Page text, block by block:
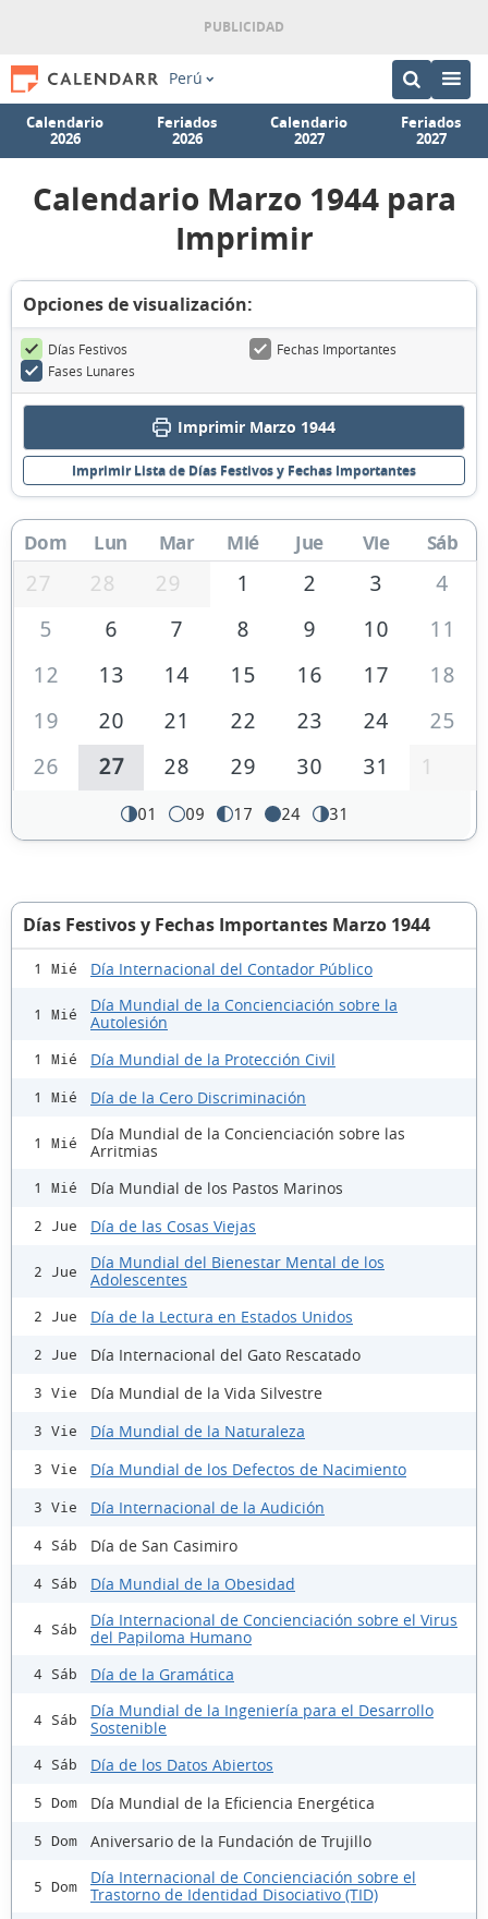
Perú
Calendario
2026
Feriados
2026
Calendario
2027
Feriados
2027
Calendario Marzo 1944 para
Imprimir
Opciones de visualización:
Días Festivos
Fechas Importantes
Fases Lunares
Imprimir Marzo 1944
Imprimir Lista de Días Festivos y Fechas Importantes
Dom Lun Mar Mié Jue Vie Sáb
27 28 29 1 2 3
4
5
6 7 8 9 10
11
12
13 14 15 16 17
18
19
20 21 22 23 24
25
26
27 28 29 30 31 1
01 09 17 24 31
Días Festivos y Fechas Importantes Marzo 1944
1 Mié Día Internacional del Contador Público
1 Mié
Día Mundial de la Concienciación sobre la
Autolesión
1 Mié Día Mundial de la Protección Civil
1 Mié Día de la Cero Discriminación
1 Mié
Día Mundial de la Concienciación sobre las
Arritmias
1 Mié Día Mundial de los Pastos Marinos
2 Jue Día de las Cosas Viejas
2 Jue
Día Mundial del Bienestar Mental de los
Adolescentes
2 Jue Día de la Lectura en Estados Unidos
2 Jue Día Internacional del Gato Rescatado
3 Vie Día Mundial de la Vida Silvestre
3 Vie Día Mundial de la Naturaleza
3 Vie Día Mundial de los Defectos de Nacimiento
3 Vie Día Internacional de la Audición
4 Sáb Día de San Casimiro
4 Sáb Día Mundial de la Obesidad
4 Sáb
Día Internacional de Concienciación sobre el Virus
del Papiloma Humano
4 Sáb Día de la Gramática
4 Sáb
Día Mundial de la Ingeniería para el Desarrollo
Sostenible
4 Sáb Día de los Datos Abiertos
5 Dom Día Mundial de la Eficiencia Energética
5 Dom Aniversario de la Fundación de Trujillo
5 Dom
Día Internacional de Concienciación sobre el
Trastorno de Identidad Disociativo (TID)